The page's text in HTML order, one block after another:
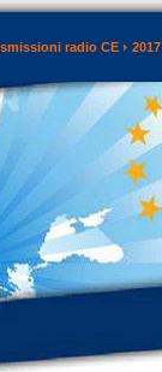
radio CE 2017